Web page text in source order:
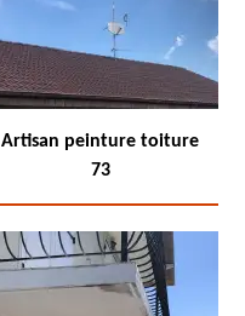
Artisan peinture toiture
73